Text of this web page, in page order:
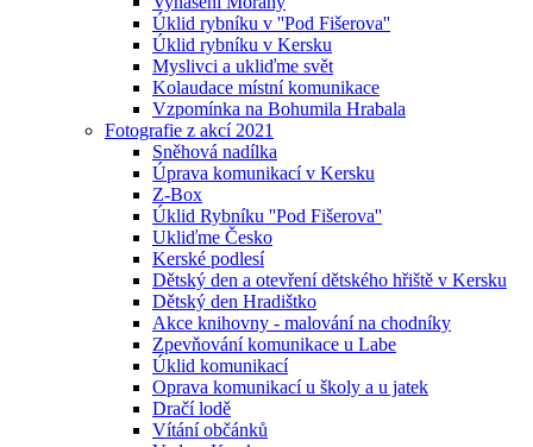
Úklid rybníku v ''Pod Fišerova''
Úklid rybníku v Kersku
Myslivci a ukliďme svět
Kolaudace místní komunikace
Vzpomínka na Bohumila Hrabala
Fotografie z akcí 2021
Sněhová nadílka
Úprava komunikací v Kersku
Z-Box
Úklid Rybníku ''Pod Fišerova''
Ukliďme Česko
Kerské podlesí
Dětský den a otevření dětského hřiště v Kersku
Dětský den Hradištko
Akce knihovny - malování na chodníky
Zpevňování komunikace u Labe
Úklid komunikací
Oprava komunikací u školy a u jatek
Dračí lodě
Vítání občánků